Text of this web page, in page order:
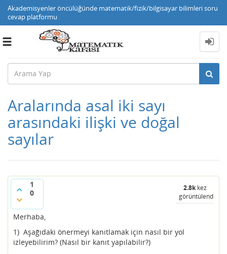
Akademisyenler öncülüğünde matematik/fizik/bilgisayar bilimleri soru
cevap platformu
Toggle
Aralarında asal iki sayı
arasındaki ilişki ve doğal
sayılar
1
0
2.8kkez
görüntülendi
Merhaba,
1) Aşağıdaki önermeyi kanıtlamak için nasıl bir yol
izleyebilirim? (Nasıl bir kanıt yapılabilir?)